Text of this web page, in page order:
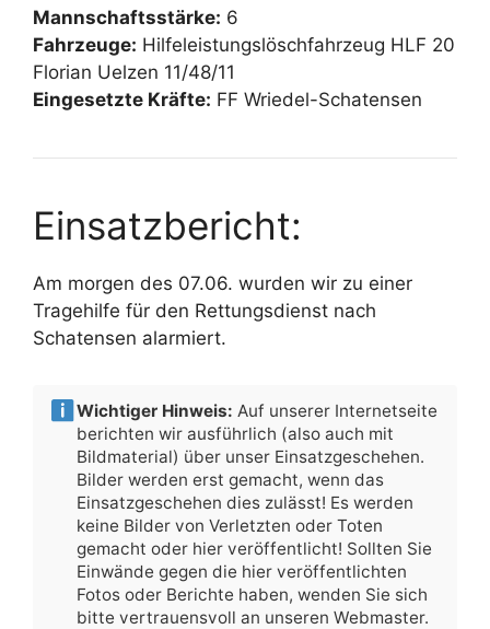
Mannschaftsstärke: 6
Fahrzeuge: Hilfeleistungslöschfahrzeug HLF 20
Florian Uelzen 11/48/11
Eingesetzte Kräfte: FF Wriedel-Schatensen
Einsatzbericht:
Am morgen des 07.06. wurden wir zu einer
Tragehilfe für den Rettungsdienst nach
Schatensen alarmiert.
Wichtiger Hinweis: Auf unserer Internetseite
berichten wir ausführlich (also auch mit
Bildmaterial) über unser Einsatzgeschehen.
Bilder werden erst gemacht, wenn das
Einsatzgeschehen dies zulässt! Es werden
keine Bilder von Verletzten oder Toten
gemacht oder hier veröffentlicht! Sollten Sie
Einwände gegen die hier veröffentlichten
Fotos oder Berichte haben, wenden Sie sich
bitte vertrauensvoll an unseren Webmaster.